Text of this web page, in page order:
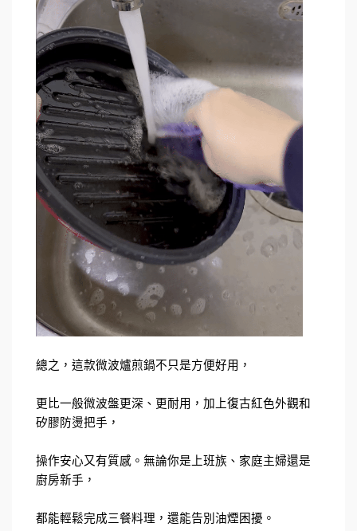
總之，這款微波爐煎鍋不只是方便好用，
更比一般微波盤更深、更耐用，加上復古紅色外觀和
矽膠防燙把手，
操作安心又有質感。無論你是上班族、家庭主婦還是
廚房新手，
都能輕鬆完成三餐料理，還能告別油煙困擾。